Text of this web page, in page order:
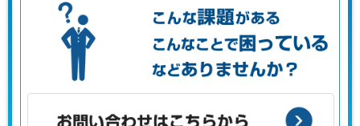
こんな課題がある、こんなことで困っている、などありませ